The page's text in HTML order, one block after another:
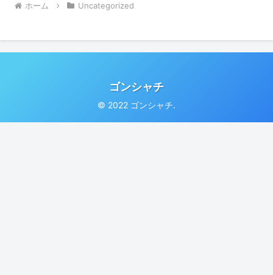
ホーム Uncategorized
ゴンシャチ
© 2022 ゴンシャチ.